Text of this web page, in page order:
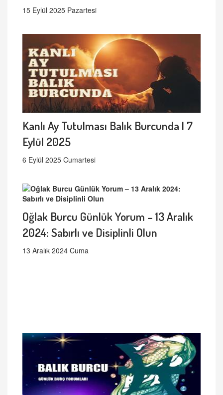
15 Eylül 2025 Pazartesi
Kanlı Ay Tutulması Balık Burcunda | 7
Eylül 2025
6 Eylül 2025 Cumartesi
Oğlak Burcu Günlük Yorum – 13 Aralık
2024: Sabırlı ve Disiplinli Olun
13 Aralık 2024 Cuma